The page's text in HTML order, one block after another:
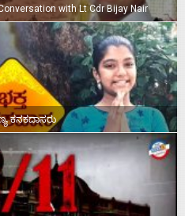
with Lt Cdr Bijay Nair
ಕನಕದಾಸರು